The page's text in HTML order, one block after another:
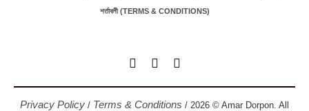
শর্তাবলী (TERMS & CONDITIONS)
Privacy Policy / Terms & Conditions / 2026 © Amar Dorpon. All